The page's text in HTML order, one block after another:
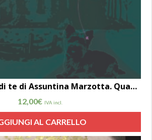
Quel che resta di te di Assuntina Marzotta. Quando un cane ti cambia la vita…
12,00€ IVA incl.
AL CARRELLO